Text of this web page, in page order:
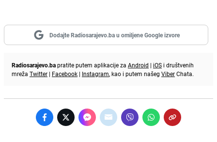
Dodajte Radiosarajevo.ba u omiljene Google izvore
Radiosarajevo.bapratite putem aplikacije za Android | iOS i društvenih
mreža Twitter | Facebook | Instagram, kao i putem našeg ViberChata.